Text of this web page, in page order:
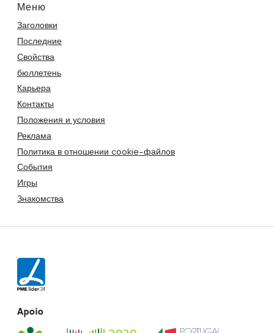
Меню
Заголовки
Последние
Свойства
бюллетень
Карьера
Контакты
Положения и условия
Реклама
Политика в отношении cookie-файлов
События
Игры
Знакомства
Apoio